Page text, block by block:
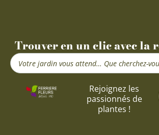
Trouver en un clic avec la
Search
...
Rejoignez les
passionnés de
plantes !